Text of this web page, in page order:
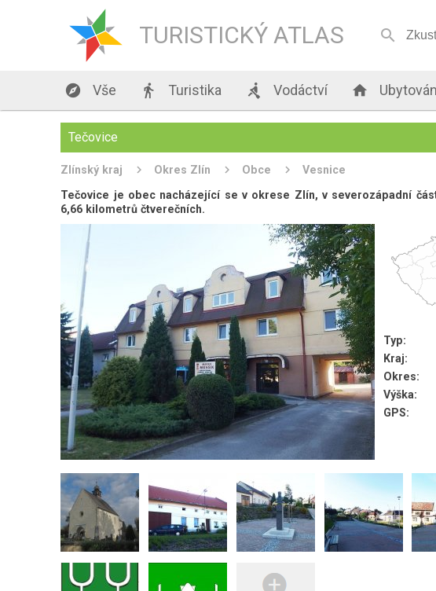
TURISTICKÝ ATLAS 
 Vše  Turistika  Vodáctví 
Tečovice
Zlínský kraj Okres Zlín Obce
Vesnice
Tečovice je obec nacházející se v okrese Zlín, v severozápadní
6,66 kilometrů čtverečních.
Typ:
Kraj:
Okres:
Výška:
GPS: